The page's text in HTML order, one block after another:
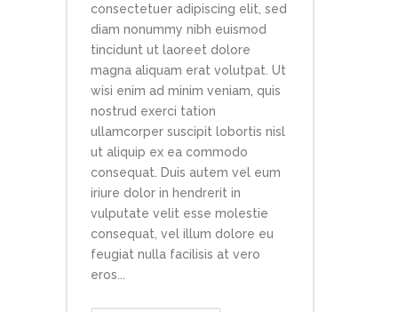
consectetuer adipiscing elit, sed
diam nonummy nibh euismod
tincidunt ut laoreet dolore
magna aliquam erat volutpat. Ut
wisi enim ad minim veniam, quis
nostrud exerci tation
ullamcorper suscipit lobortis nisl
ut aliquip ex ea commodo
consequat. Duis autem vel eum
iriure dolor in hendrerit in
vulputate velit esse molestie
consequat, vel illum dolore eu
feugiat nulla facilisis at vero
eros...